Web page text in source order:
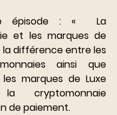
épisode : «  La
et les marques de
la différence entre les
ainsi que
marques de Luxe
la cryptomonnaie
de paiement.